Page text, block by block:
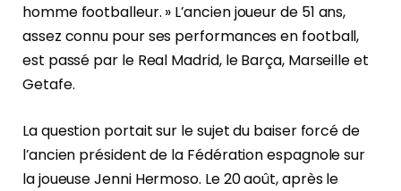
homme footballeur. » L’ancien joueur de 51 ans,
assez connu pour ses performances en football,
est passé par le Real Madrid, le Barça, Marseille et
Getafe.
La question portait sur le sujet du baiser forcé de
l’ancien président de la Fédération espagnole sur
la joueuse Jenni Hermoso. Le 20 août, après le